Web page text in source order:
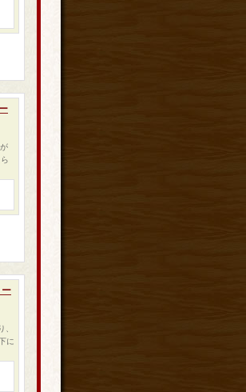
ー
、
に